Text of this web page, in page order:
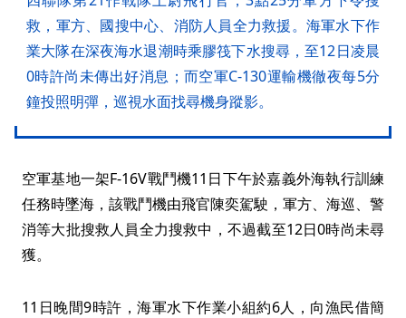
救，軍方、國搜中心、消防人員全力救援。海軍水下作
業大隊在深夜海水退潮時乘膠筏下水搜尋，至12日凌晨
0時許尚未傳出好消息；而空軍C-130運輸機徹夜每5分
鐘投照明彈，巡視水面找尋機身蹤影。
空軍基地一架F-16V戰鬥機11日下午於嘉義外海執行訓練
任務時墜海，該戰鬥機由飛官陳奕駕駛，軍方、海巡、警
消等大批搜救人員全力搜救中，不過截至12日0時尚未尋
獲。
11日晚間9時許，海軍水下作業小組約6人，向漁民借簡